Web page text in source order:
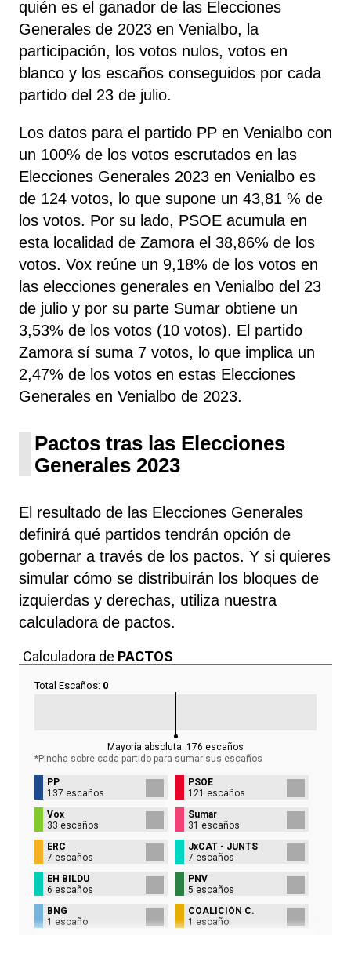
quién es el ganador de las Elecciones
Generales de 2023 en Venialbo, la
participación, los votos nulos, votos en
blanco y los escaños conseguidos por cada
partido del 23 de julio.
Los datos para el partido PP en Venialbo con
un 100% de los votos escrutados en las
Elecciones Generales 2023 en Venialbo es
de 124 votos, lo que supone un 43,81 % de
los votos. Por su lado, PSOE acumula en
esta localidad de Zamora el 38,86% de los
votos. Vox reúne un 9,18% de los votos en
las elecciones generales en Venialbo del 23
de julio y por su parte Sumar obtiene un
3,53% de los votos (10 votos). El partido
Zamora sí suma 7 votos, lo que implica un
2,47% de los votos en estas Elecciones
Generales en Venialbo de 2023.
Pactos tras las Elecciones
Generales 2023
El resultado de las Elecciones Generales
definirá qué partidos tendrán opción de
gobernar a través de los pactos. Y si quieres
simular cómo se distribuirán los bloques de
izquierdas y derechas, utiliza nuestra
calculadora de pactos.
Calculadora de PACTOS
Total Escaños: 0
Mayoría absoluta: 176 escaños
*Pincha sobre cada partido para sumar sus escaños
PP
137 escaños
PSOE
121 escaños
Vox
33 escaños
Sumar
31 escaños
ERC
7 escaños
JxCAT - JUNTS
7 escaños
EH BILDU
6 escaños
PNV
5 escaños
BNG
1 escaño
COALICIÓN C.
1 escaño